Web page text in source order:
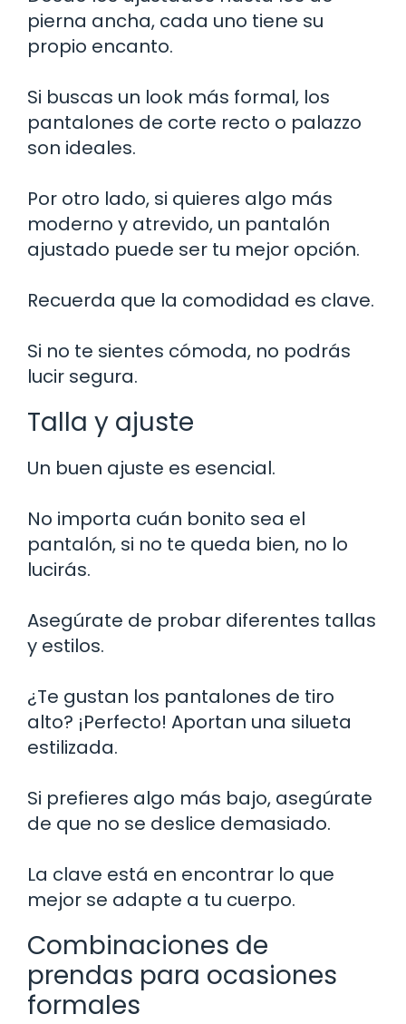
pierna ancha, cada uno tiene su
propio encanto.
Si buscas un look más formal, los
pantalones de corte recto o palazzo
son ideales.
Por otro lado, si quieres algo más
moderno y atrevido, un pantalón
ajustado puede ser tu mejor opción.
Recuerda que la comodidad es clave.
Si no te sientes cómoda, no podrás
lucir segura.
Talla y ajuste
Un buen ajuste es esencial.
No importa cuán bonito sea el
pantalón, si no te queda bien, no lo
lucirás.
Asegúrate de probar diferentes tallas
y estilos.
¿Te gustan los pantalones de tiro
alto? ¡Perfecto! Aportan una silueta
estilizada.
Si prefieres algo más bajo, asegúrate
de que no se deslice demasiado.
La clave está en encontrar lo que
mejor se adapte a tu cuerpo.
Combinaciones de
prendas para ocasiones
formales